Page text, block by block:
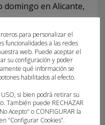
domingo en Alicante,
espectáculo.
para personalizar el
funcionalidades a las redes
web. Puede aceptar el
su configuración y poder
qué información se
habilitados al efecto.
USO, si bien podrá retirar su
También puede RECHAZAR
Acepto" o CONFIGURAR la
“Configurar Cookies”.